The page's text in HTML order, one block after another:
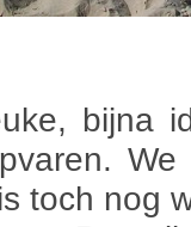
bijna
toch nog